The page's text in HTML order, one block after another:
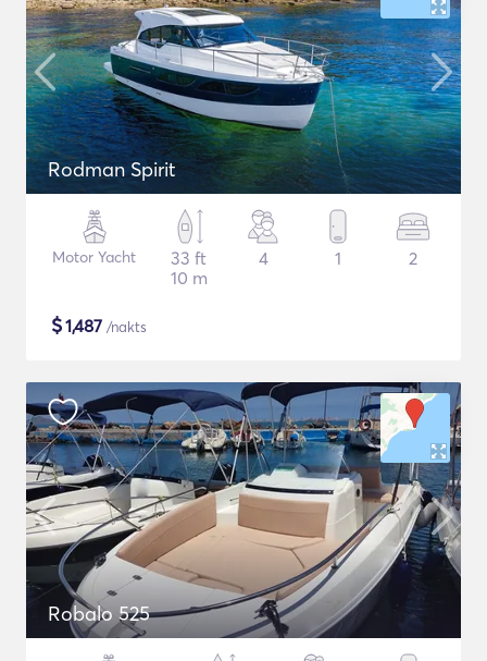
Rodman Spirit
Motor Yacht
33 ft
10 m
4 1 2
$1,487 /nakts
Robalo 525